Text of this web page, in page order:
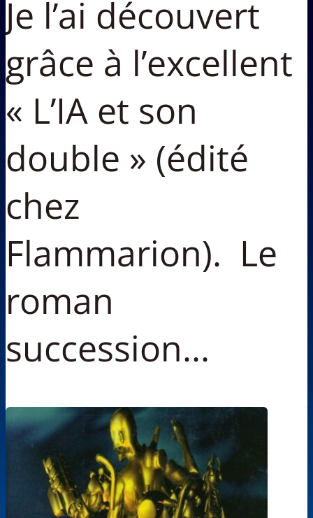
Je l’ai découvert
grâce à l’excellent
« L’IA et son
double » (édité
chez
Flammarion). Le
roman
succession...